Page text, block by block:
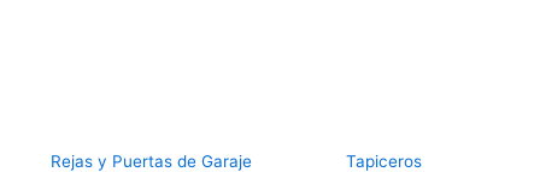
Rejas y Puertas de Garaje Tapiceros